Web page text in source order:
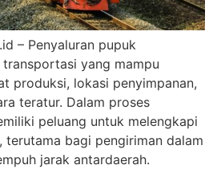
– Penyaluran pupuk
yang mampu
produksi, lokasi penyimpanan,
teratur. Dalam proses
peluang untuk melengkapi
bagi pengiriman dalam
jarak antardaerah.